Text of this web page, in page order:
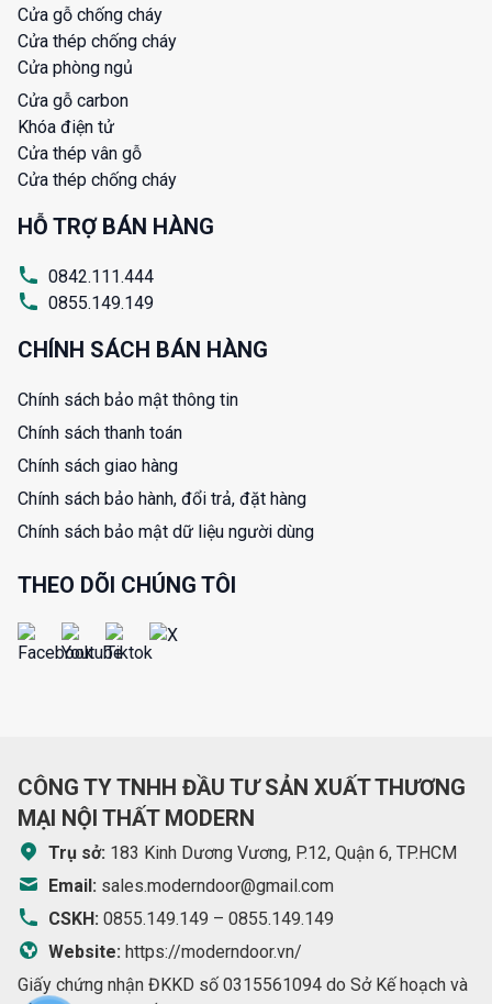
Cửa gỗ chống cháy
Cửa thép chống cháy
Cửa phòng ngủ
Cửa gỗ carbon
Khóa điện tử
Cửa thép vân gỗ
Cửa thép chống cháy
HỖ TRỢ BÁN HÀNG
0842.111.444
0855.149.149
CHÍNH SÁCH BÁN HÀNG
Chính sách bảo mật thông tin
Chính sách thanh toán
Chính sách giao hàng
Chính sách bảo hành, đổi trả, đặt hàng
Chính sách bảo mật dữ liệu người dùng
THEO DÕI CHÚNG TÔI
CÔNG TY TNHH ĐẦU TƯ SẢN XUẤT THƯƠNG
MẠI NỘI THẤT MODERN
Trụ sở: 183 Kinh Dương Vương, P.12, Quận 6, TP.HCM
Email: sales.moderndoor@gmail.com
CSKH: 0855.149.149 – 0855.149.149
Website: https://moderndoor.vn/
Giấy chứng nhận ĐKKD số 0315561094 do Sở Kế hoạch và